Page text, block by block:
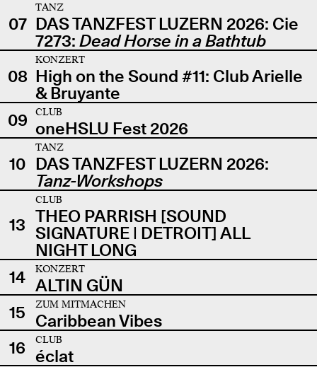
07
TANZ
DAS TANZFEST LUZERN 2026: Cie
7273: Dead Horse in a Bathtub
08
KONZERT
High on the Sound #11: Club Arielle
& Bruyante
09
CLUB
oneHSLU Fest 2026
10
TANZ
DAS TANZFEST LUZERN 2026:
Tanz-Workshops
13
CLUB
THEO PARRISH [SOUND
SIGNATURE | DETROIT] ALL
NIGHT LONG
14
KONZERT
ALTIN GÜN
15
ZUM MITMACHEN
Caribbean Vibes
16
CLUB
éclat